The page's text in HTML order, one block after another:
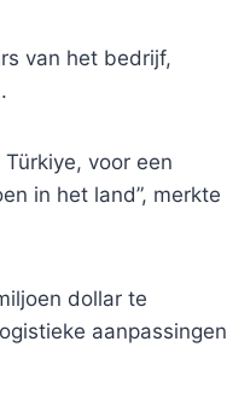
van het bedrijf,
voor een
in het land”, merkte
dollar te
aanpassingen